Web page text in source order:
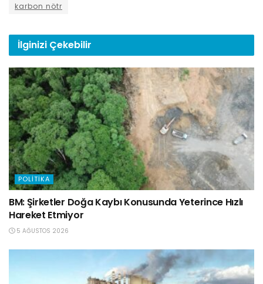
karbon nötr
İlginizi Çekebilir
POLITIKA
BM: Şirketler Doğa Kaybı Konusunda Yeterince Hızlı
Hareket Etmiyor
5 AĞUSTOS 2026